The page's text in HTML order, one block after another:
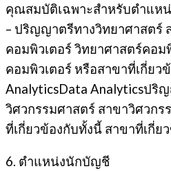
คุณสมบัติเฉพาะสำหรับตำแห
– ปริญญาตรีทางวิทยาศาสตร์
คอมพิวเตอร์ วิทยาศาสตร์คอม
คอมพิวเตอร์ หรือสาขาที่เกี่ยว
AnalyticsData Analyticsปริ
วิศวกรรมศาสตร์ สาขาวิศวกร
ที่เกี่ยวข้องกับทั้งนี้ สาขาที่เกี่ย
6. ตำแหน่งนักบัญชี